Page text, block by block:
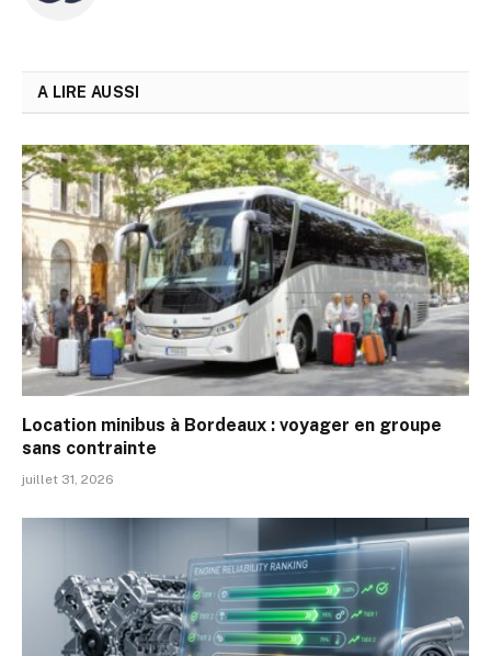
A LIRE AUSSI
Location minibus à Bordeaux : voyager en groupe
sans contrainte
juillet 31, 2026